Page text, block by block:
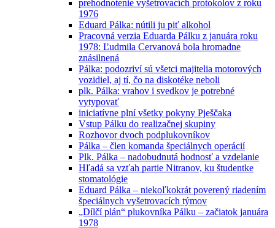
prehodnotenie vyšetrovacích protokolov z roku
1976
Eduard Pálka: nútili ju piť alkohol
Pracovná verzia Eduarda Pálku z januára roku
1978: Ľudmila Cervanová bola hromadne
znásilnená
Pálka: podozriví sú všetci majitelia motorových
vozidiel, aj tí, čo na diskotéke neboli
plk. Pálka: vrahov i svedkov je potrebné
vytypovať
iniciatívne plní všetky pokyny Pješčaka
Vstup Pálku do realizačnej skupiny
Rozhovor dvoch podplukovníkov
Pálka – člen komanda špeciálnych operácií
Plk. Pálka – nadobudnutá hodnosť a vzdelanie
Hľadá sa vzťah partie Nitranov, ku študentke
stomatológie
Eduard Pálka – niekoľkokrát poverený riadením
špeciálnych vyšetrovacích týmov
„Dílčí plán“ plukovníka Pálku – začiatok januára
1978